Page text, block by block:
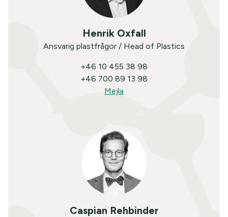
Henrik Oxfall
Ansvarig plastfrågor / Head of Plastics
+46 10 455 38 98
+46 700 89 13 98
Mejla
Caspian Rehbinder